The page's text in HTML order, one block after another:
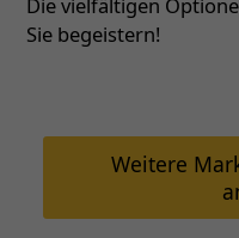
Die vielfältigen
Sie begeistern!
Weitere